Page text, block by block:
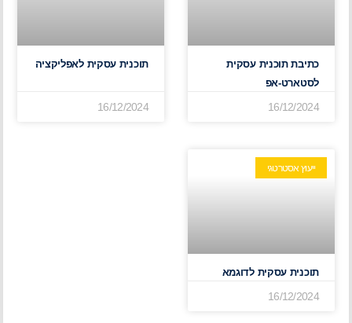
כתיבת תוכנית עסקית
לסטארט-אפ
16/12/2024
תוכנית עסקית לאפליקציה
16/12/2024
ייעוץ אסטרטגי
תוכנית עסקית לדוגמא
16/12/2024